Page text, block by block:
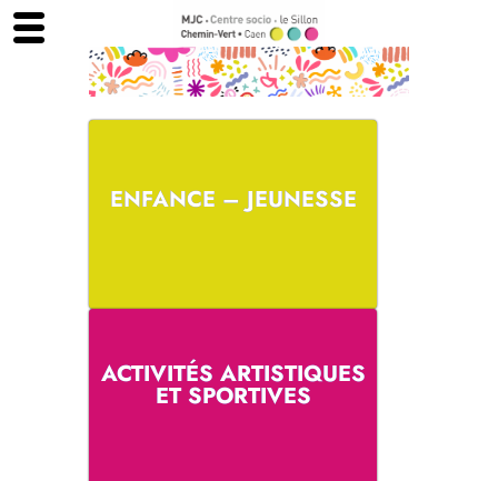
Aller
ENFANCE – JEUNESSE
ACTIVITÉS ARTISTIQUES
ET SPORTIVES